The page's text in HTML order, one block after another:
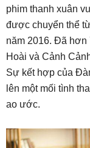
phim thanh xuân
được chuyển thể
năm 2016. Đã hơn
Hoài và Cảnh
Sự kết hợp của
lên một mối tình
ao ước.